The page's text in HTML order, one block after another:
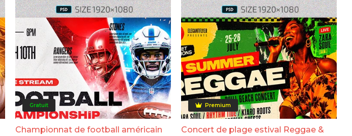
Gratuit
Championnat de football américain
Premium
Concert de plage estival Reggae &